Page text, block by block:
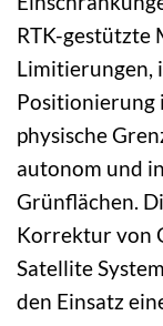
RTK-gestützte
Limitierungen,
Positionierung
physische
autonom und
Grünflächen.
Korrektur von
Satellite
den Einsatz